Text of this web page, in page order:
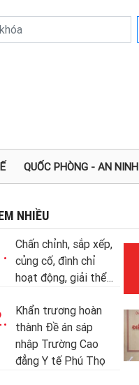
QUỐC PHÒNG - AN NINH
NHIỀU
Chấn chỉnh, sắp xếp,
củng cố, đình chỉ
hoạt động, giải thể...
Khẩn trương hoàn
thành Đề án sáp
nhập Trường Cao
đẳng Y tế Phú Thọ